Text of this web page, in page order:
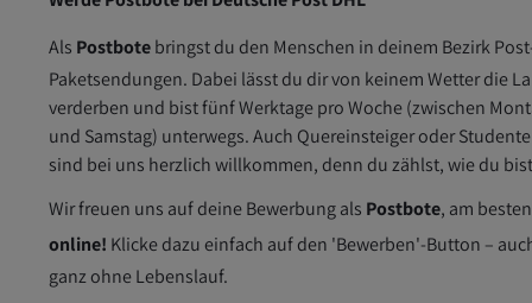
Als Postbotebringst du den Menschen in deinem Bezirk
Paketsendungen. Dabei lässt du dir von keinem Wetter die
verderben und bist fünf Werktage pro Woche (zwischen
und Samstag) unterwegs. Auch Quereinsteiger oder
sind bei uns herzlich willkommen, denn du zählst, wie du
Wir freuen uns auf deine Bewerbung als Postbote, am besten
online! Klicke dazu einfach auf den 'Bewerben'-Button –
ganz ohne Lebenslauf.